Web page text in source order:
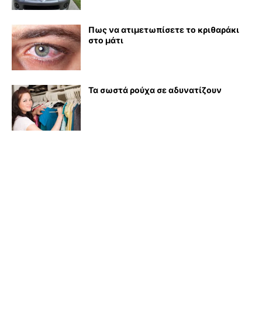
Πως να ατιμετωπίσετε το κριθαράκι
στο μάτι
Τα σωστά ρούχα σε αδυνατίζουν